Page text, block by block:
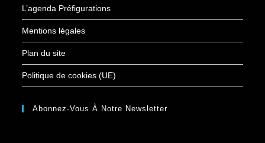
L’agenda Préfigurations
Mentions légales
Plan du site
Politique de cookies (UE)
Abonnez-Vous À Notre Newsletter